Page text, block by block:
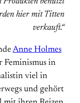
hier mit Titten
verkauft.“
Anne Holmes
Feminismus in
viel in
und gehört